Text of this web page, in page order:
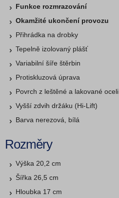
Funkce rozmrazování
Okamžité ukončení provozu
Přihrádka na drobky
Tepelně izolovaný plášť
Variabilní šíře štěrbin
Protiskluzová úprava
Povrch z leštěné a lakované oceli
Vyšší zdvih držáku (Hi-Lift)
Barva nerezová, bílá
Rozměry
Výška 20,2 cm
Šířka 26,5 cm
Hloubka 17 cm